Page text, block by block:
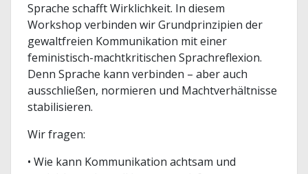
Sprache schafft Wirklichkeit. In diesem
Workshop verbinden wir Grundprinzipien der
gewaltfreien Kommunikation mit einer
feministisch-machtkritischen Sprachreflexion.
Denn Sprache kann verbinden – aber auch
ausschließen, normieren und Machtverhältnisse
stabilisieren.
Wir fragen:
• Wie kann Kommunikation achtsam und